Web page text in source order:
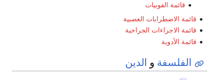
قائمة الفوبيات
قائمة الاضطرابات العصبية
قائمة الاجراءات الجراحية
قائمة الأدوية
الفلسفة و الدين